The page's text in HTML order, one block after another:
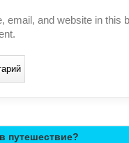
email, and website in this
путешествие?